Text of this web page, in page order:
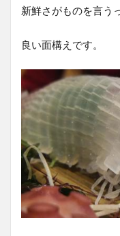
新鮮さがものを言う
良い面構えです。